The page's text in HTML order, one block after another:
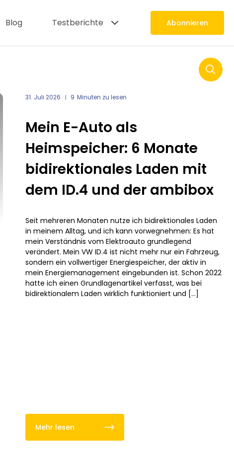
Blog Testberichte Abonnieren
31. Juli 2026 9 Minuten zu lesen
Mein E-Auto als
Heimspeicher: 6 Monate
bidirektionales Laden mit
dem ID.4 und der ambibox
Seit mehreren Monaten nutze ich bidirektionales Laden
in meinem Alltag, und ich kann vorwegnehmen: Es hat
mein Verständnis vom Elektroauto grundlegend
verändert. Mein VW ID.4 ist nicht mehr nur ein Fahrzeug,
sondern ein vollwertiger Energiespeicher, der aktiv in
mein Energiemanagement eingebunden ist. Schon 2022
hatte ich einen Grundlagenartikel verfasst, was bei
bidirektionalem Laden wirklich funktioniert und […]
Mehr lesen